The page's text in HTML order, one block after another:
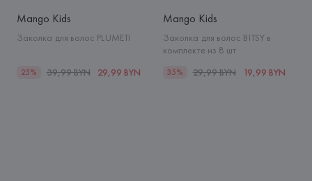
Mango Kids
Заколка для волос PLUMETI
25% 39,99 BYN 29,99 BYN
Mango Kids
Заколка для волос BITSY в
комплекте из 8 шт
35% 29,99 BYN 19,99 BYN